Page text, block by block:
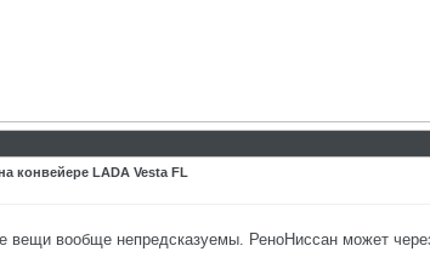
конвейере LADA Vesta FL
вещи вообще непредсказуемы. РеноНиссан может